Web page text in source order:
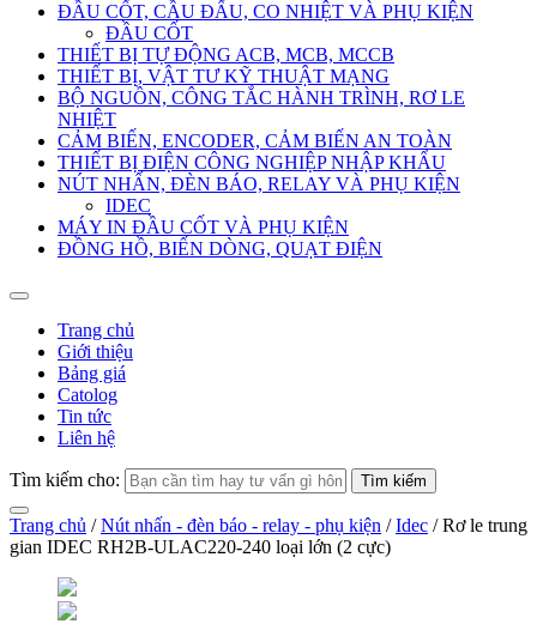
ĐẦU CỐT, CẦU ĐẤU, CO NHIỆT VÀ PHỤ KIỆN
ĐẦU CỐT
THIẾT BỊ TỰ ĐỘNG ACB, MCB, MCCB
THIẾT BỊ, VẬT TƯ KỸ THUẬT MẠNG
BỘ NGUỒN, CÔNG TẮC HÀNH TRÌNH, RƠ LE
NHIỆT
CẢM BIẾN, ENCODER, CẢM BIẾN AN TOÀN
THIẾT BỊ ĐIỆN CÔNG NGHIỆP NHẬP KHẨU
NÚT NHẤN, ĐÈN BÁO, RELAY VÀ PHỤ KIỆN
IDEC
MÁY IN ĐẦU CỐT VÀ PHỤ KIỆN
ĐỒNG HỒ, BIẾN DÒNG, QUẠT ĐIỆN
Trang chủ
Giới thiệu
Bảng giá
Catolog
Tin tức
Liên hệ
Tìm kiếm cho:
Trang chủ /Nút nhấn - đèn báo - relay - phụ kiện /Idec / Rơ le trung
gian IDEC RH2B-ULAC220-240 loại lớn (2 cực)